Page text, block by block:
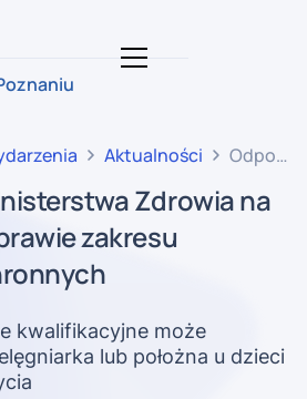
Aktualności
Zdrowia
Zdrowia na
zakresu
kwalifikacyjne może
lub położna u dzieci